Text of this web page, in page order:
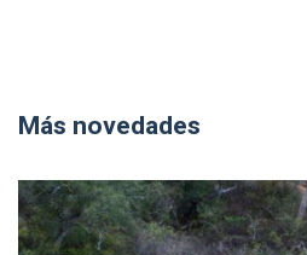
Más novedades